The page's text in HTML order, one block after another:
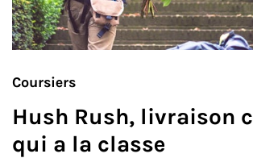
Coursiers
Hush Rush, livraison
qui a la classe